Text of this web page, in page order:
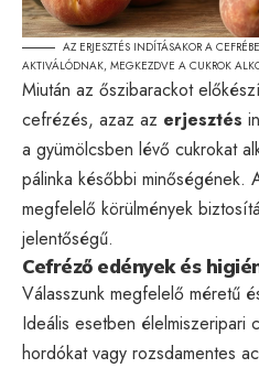
AZ ERJESZTÉS INDÍTÁSAKOR A
AKTIVÁLÓDNAK, MEGKEZDVE A CUKROK
Miután az őszibarackot
cefrézés, azaz az erjesztés
a gyümölcsben lévő cukrokat
pálinka későbbi minőségének.
megfelelő körülmények
jelentőségű.
Cefréző edények és
Válasszunk megfelelő méretű
Ideális esetben élelmiszeripari
hordókat vagy rozsdamentes